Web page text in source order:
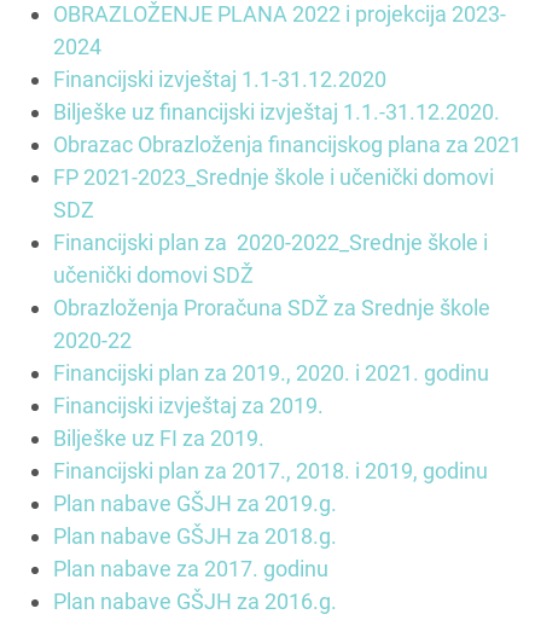
OBRAZLOŽENJE PLANA 2022 i projekcija 2023-
2024
Financijski izvještaj 1.1-31.12.2020
Bilješke uz financijski izvještaj 1.1.-31.12.2020.
Obrazac Obrazloženja financijskog plana za 2021
FP 2021-2023_Srednje škole i učenički domovi
SDZ
Financijski plan za 2020-2022_Srednje škole i
učenički domovi SDŽ
Obrazloženja Proračuna SDŽ za Srednje škole
2020-22
Financijski plan za 2019., 2020. i 2021. godinu
Financijski izvještaj za 2019.
Bilješke uz FI za 2019.
Financijski plan za 2017., 2018. i 2019, godinu
Plan nabave GŠJH za 2019.g.
Plan nabave GŠJH za 2018.g.
Plan nabave za 2017. godinu
Plan nabave GŠJH za 2016.g.